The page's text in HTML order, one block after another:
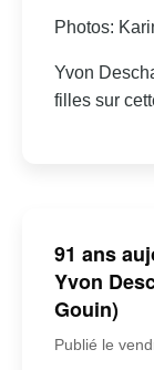
Photos:
Yvon
filles sur
91 ans
Yvon
Gouin)
Publié le